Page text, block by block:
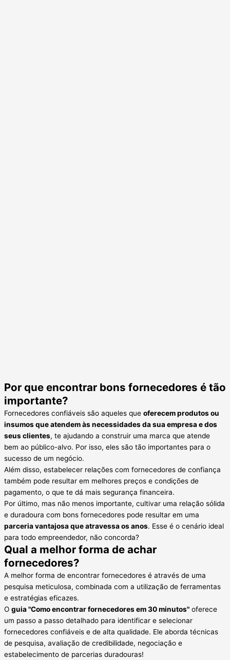
Por que encontrar bons fornecedores é tão
importante?
Fornecedores confiáveis são aqueles que oferecem produtos ou
insumos que atendem às necessidades da sua empresa e dos
seus clientes, te ajudando a construir uma marca que atende
bem ao público-alvo. Por isso, eles são tão importantes para o
sucesso de um negócio.
Além disso, estabelecer relações com fornecedores de confiança
também pode resultar em melhores preços e condições de
pagamento, o que te dá mais segurança financeira.
Por último, mas não menos importante, cultivar uma relação sólida
e duradoura com bons fornecedores pode resultar em uma
parceria vantajosa que atravessa os anos. Esse é o cenário ideal
para todo empreendedor, não concorda?
Qual a melhor forma de achar
fornecedores?
A melhor forma de encontrar fornecedores é através de uma
pesquisa meticulosa, combinada com a utilização de ferramentas
e estratégias eficazes.
O guia "Como encontrar fornecedores em 30 minutos" oferece
um passo a passo detalhado para identificar e selecionar
fornecedores confiáveis e de alta qualidade. Ele aborda técnicas
de pesquisa, avaliação de credibilidade, negociação e
estabelecimento de parcerias duradouras!